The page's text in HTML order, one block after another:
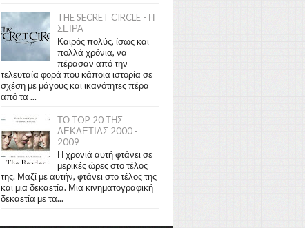
THE SECRET CIRCLE - Η
ΣΕΙΡΑ
Καιρός πολύς, ίσως και
πολλά χρόνια, να
πέρασαν από την
τελευταία φορά που κάποια ιστορία σε
σχέση με μάγους και ικανότητες πέρα
από τα ...
ΤΟ TOP 20 ΤΗΣ
ΔΕΚΑΕΤΙΑΣ 2000 -
2009
Η χρονιά αυτή φτάνει σε
μερικές ώρες στο τέλος
της. Μαζί με αυτήν, φτάνει στο τέλος της
και μια δεκαετία. Μια κινηματογραφική
δεκαετία με τα...